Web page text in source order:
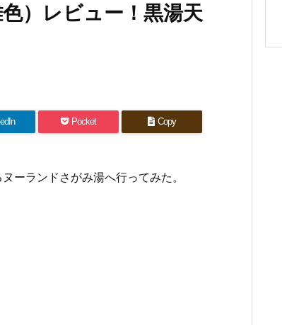
）レビュー！黒湯天
Pocket Copy
ーランドさがみ湯へ行ってみた。